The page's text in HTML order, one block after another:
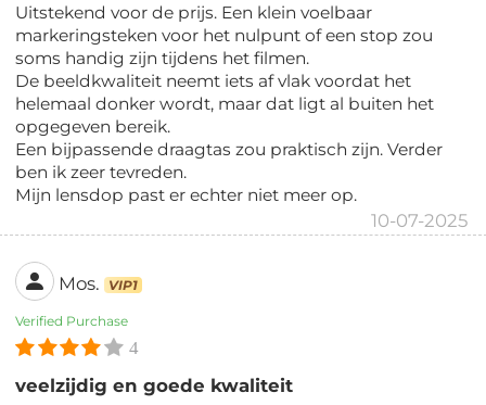
Uitstekend voor de prijs. Een klein voelbaar
markeringsteken voor het nulpunt of een stop zou
soms handig zijn tijdens het filmen.
De beeldkwaliteit neemt iets af vlak voordat het
helemaal donker wordt, maar dat ligt al buiten het
opgegeven bereik.
Een bijpassende draagtas zou praktisch zijn. Verder
ben ik zeer tevreden.
Mijn lensdop past er echter niet meer op.
10-07-2025
Mos. VIP1
Verified Purchase
4
veelzijdig en goede kwaliteit